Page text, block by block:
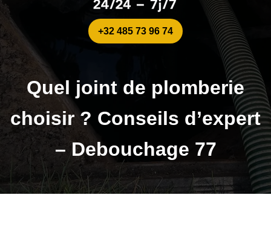
+32 485 73 96 74
Quel joint de plomberie
choisir ? Conseils d’expert
– Debouchage 77